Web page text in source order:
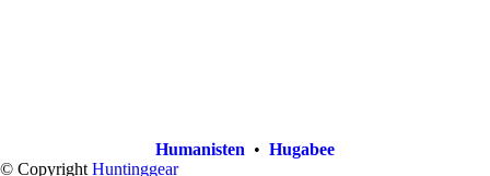
Humanisten • Hugabee
© Copyright Huntinggear